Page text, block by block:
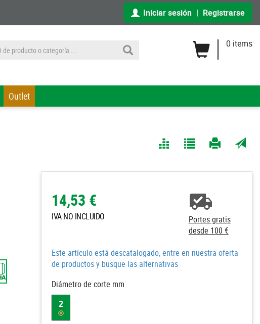
Iniciar sesión | Registrarse
0 items
Outlet
14,53 €
IVA NO INCLUIDO
Portes gratis
desde 100 €
Este artículo está descatalogado, entre en nuestra oferta
de productos y busque las alternativas
Diámetro de corte mm
2